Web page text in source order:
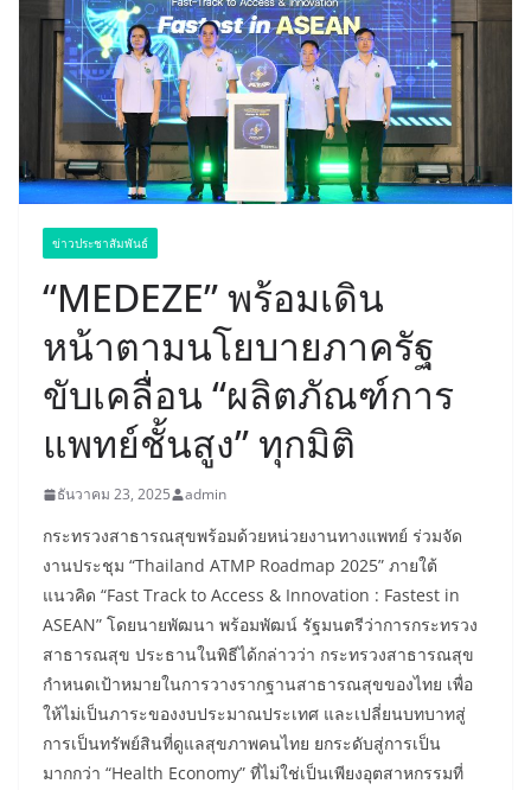
ข่าวประชาสัมพันธ์
“MEDEZE” พร้อมเดิน
หน้าตามนโยบายภาครัฐ
ขับเคลื่อน “ผลิตภัณฑ์การ
แพทย์ชั้นสูง” ทุกมิติ
ธันวาคม 23, 2025 admin
กระทรวงสาธารณสุขพร้อมด้วยหน่วยงานทางแพทย์ ร่วมจัด
งานประชุม “Thailand ATMP Roadmap 2025” ภายใต้
แนวคิด “Fast Track to Access & Innovation : Fastest in
ASEAN” โดยนายพัฒนา พร้อมพัฒน์ รัฐมนตรีว่าการกระทรวง
สาธารณสุข ประธานในพิธีได้กล่าวว่า กระทรวงสาธารณสุข
กำหนดเป้าหมายในการวางรากฐานสาธารณสุขของไทย เพื่อ
ให้ไม่เป็นภาระของงบประมาณประเทศ และเปลี่ยนบทบาทสู่
การเป็นทรัพย์สินที่ดูแลสุขภาพคนไทย ยกระดับสู่การเป็น
มากกว่า “Health Economy” ที่ไม่ใช่เป็นเพียงอุตสาหกรรมที่